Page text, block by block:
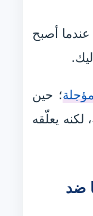
أصبح
؛ حين
يعلّقه
ضد